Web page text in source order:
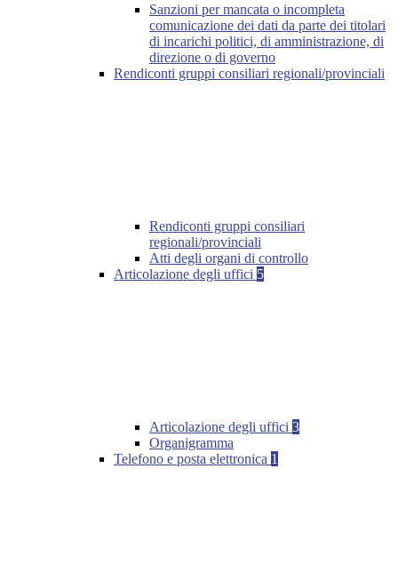
Sanzioni per mancata o incompleta
comunicazione dei dati da parte dei titolari
di incarichi politici, di amministrazione, di
direzione o di governo
Rendiconti gruppi consiliari regionali/provinciali
Rendiconti gruppi consiliari
regionali/provinciali
Atti degli organi di controllo
Articolazione degli uffici 5
Articolazione degli uffici 3
Organigramma
Telefono e posta elettronica 1